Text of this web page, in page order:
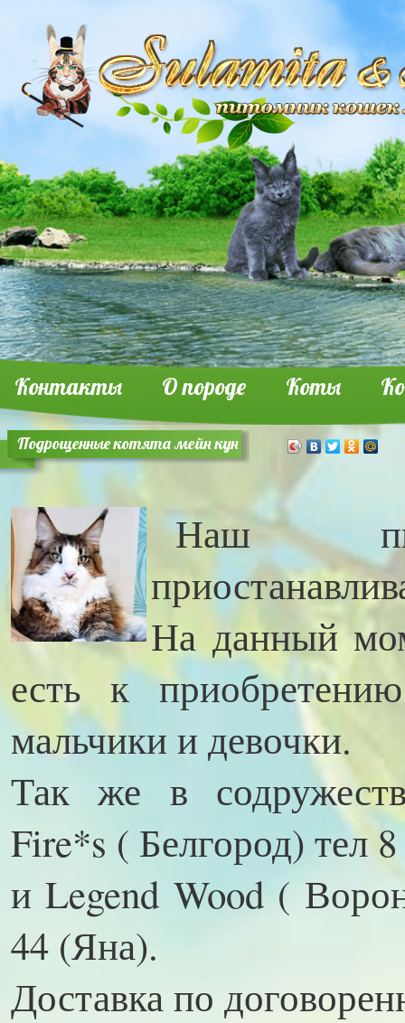
Контакты О породе Коты
Подрощенные котята мейн кун
Наш
На данный
есть к
мальчики и девочки.
Так же в
Fire*s ( Белгород) тел
и Legend Wood (
44 (Яна).
Доставка по